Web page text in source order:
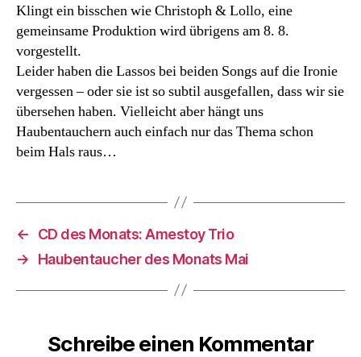
Klingt ein bisschen wie Christoph & Lollo, eine
gemeinsame Produktion wird übrigens am 8. 8.
vorgestellt.
Leider haben die Lassos bei beiden Songs auf die Ironie
vergessen – oder sie ist so subtil ausgefallen, dass wir sie
übersehen haben. Vielleicht aber hängt uns
Haubentauchern auch einfach nur das Thema schon
beim Hals raus…
←
CD des Monats: Amestoy Trio
→
Haubentaucher des Monats Mai
Schreibe einen Kommentar